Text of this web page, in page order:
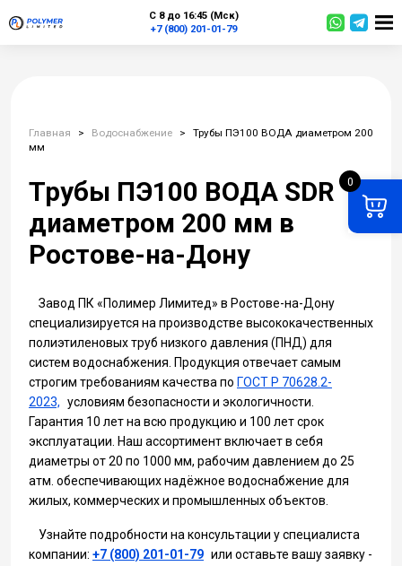
С 8 до 16:45 (Мск)
+7 (800) 201-01-79
0
Главная > Водоснабжение >
Трубы ПЭ100 ВОДА диаметром 200
мм
Трубы ПЭ100 ВОДА SDR
диаметром 200 мм в
Ростове-на-Дону
Завод ПК «Полимер Лимитед» в Ростове-на-Дону
специализируется на производстве высококачественных
полиэтиленовых труб низкого давления (ПНД) для
систем водоснабжения. Продукция отвечает самым
строгим требованиям качества по ГОСТ Р 70628.2-
2023, условиям безопасности и экологичности.
Гарантия 10 лет на всю продукцию и 100 лет срок
эксплуатации. Наш ассортимент включает в себя
диаметры от 20 по 1000 мм, рабочим давлением до 25
атм. обеспечивающих надёжное водоснабжение для
жилых, коммерческих и промышленных объектов.
Узнайте подробности на консультации у специалиста
компании: +7 (800) 201-01-79 или оставьте вашу заявку -